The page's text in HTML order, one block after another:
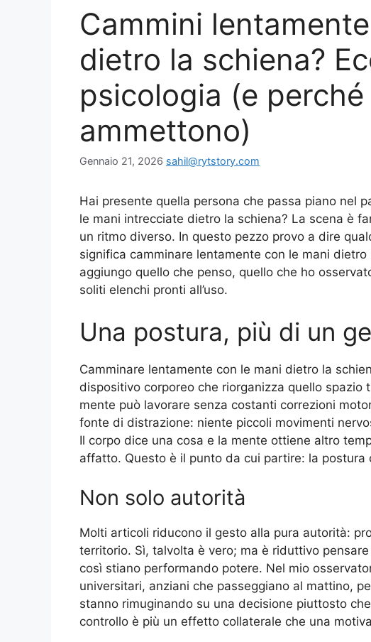
Cammini
dietro la schiena?
psicologia (e
ammettono)
Gennaio 21, 2026 sahil@rytstory.com
Hai presente quella persona che passa piano nel
le mani intrecciate dietro la schiena? La scena è
un ritmo diverso. In questo pezzo provo a dire
significa camminare lentamente con le mani
aggiungo quello che penso, quello che ho
soliti elenchi pronti all’uso.
Una postura, più di un
Camminare lentamente con le mani dietro la
dispositivo corporeo che riorganizza quello
mente può lavorare senza costanti correzioni
fonte di distrazione: niente piccoli movimenti
Il corpo dice una cosa e la mente ottiene altro
affatto. Questo è il punto da cui partire: la postura
Non solo autorità
Molti articoli riducono il gesto alla pura autorità:
territorio. Sì, talvolta è vero; ma è riduttivo
così stiano performando potere. Nel mio
universitari, anziani che passeggiano al mattino,
stanno rimuginando su una decisione piuttosto
controllo è più un effetto collaterale che una